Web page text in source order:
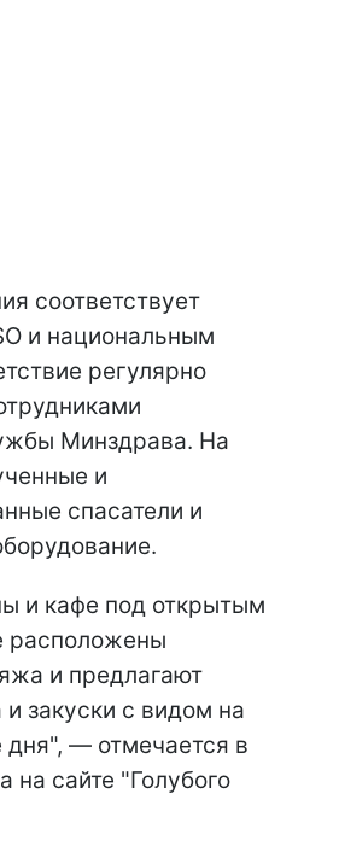
соответствует
и национальным
регулярно
Минздрава. На
и
спасатели и
и кафе под открытым
расположены
и предлагают
закуски с видом на
дня", — отмечается в
на сайте "Голубого